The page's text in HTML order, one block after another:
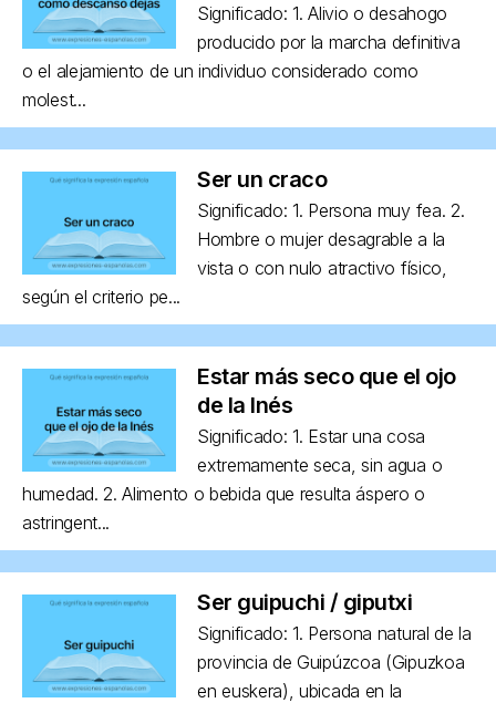
Significado: 1. Alivio o desahogo
producido por la marcha definitiva
o el alejamiento de un individuo considerado como
molest...
Ser un craco
Significado: 1. Persona muy fea. 2.
Hombre o mujer desagrable a la
vista o con nulo atractivo físico,
según el criterio pe...
Estar más seco que el ojo
de la Inés
Significado: 1. Estar una cosa
extremamente seca, sin agua o
humedad. 2. Alimento o bebida que resulta áspero o
astringent...
Ser guipuchi / giputxi
Significado: 1. Persona natural de la
provincia de Guipúzcoa (Gipuzkoa
en euskera), ubicada en la